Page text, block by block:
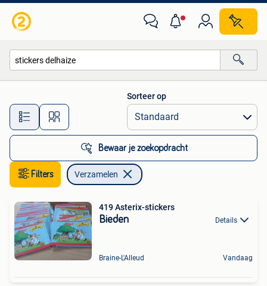
Alle afstanden…
Sorteer op
Bewaar je zoekopdracht
Filters Verzamelen
419 Asterix-stickers
Bieden Details
Braine-L'Alleud Vandaag